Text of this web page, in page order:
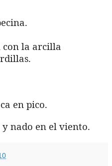
con la arcilla
en pico.
nado en el viento.